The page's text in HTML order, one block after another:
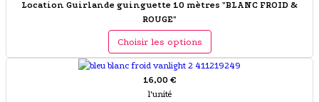
Location Guirlande guinguette 10 mètres "BLANC FROID &
ROUGE"
Choisir les options
16,00 €
l'unité